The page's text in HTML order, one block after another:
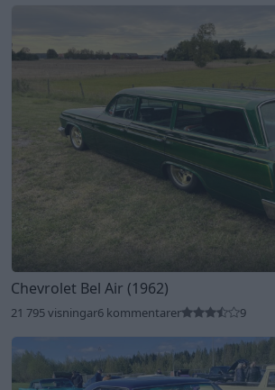
Chevrolet Bel Air (1962)
21 795 visningar6 kommentarer 9